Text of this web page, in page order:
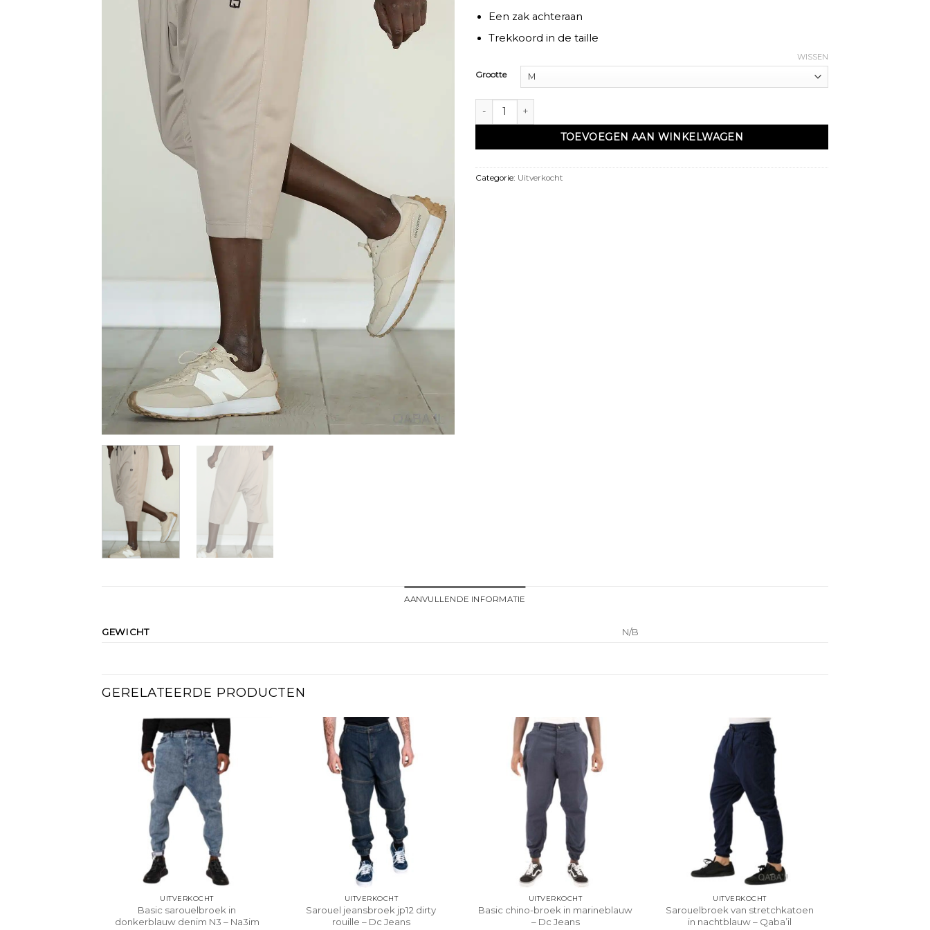
Een zak achteraan
Trekkoord in de taille
Grootte
WISSEN
Sarouel pantacourt beige - Qaba'il aantal
TOEVOEGEN AAN WINKELWAGEN
Categorie: Uitverkocht
AANVULLENDE INFORMATIE
GEWICHT N/B
GERELATEERDE PRODUCTEN
UITVERKOCHT
Basic sarouelbroek in
donkerblauw denim N3 – Na3im
UITVERKOCHT
Sarouel jeansbroek jp12 dirty
rouille – Dc Jeans
UITVERKOCHT
Basic chino-broek in marineblauw
– Dc Jeans
UITVERKOCHT
Sarouelbroek van stretchkatoen
in nachtblauw – Qaba’il